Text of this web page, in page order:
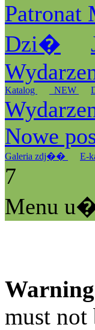
Patronat
Dzi�
Katalog _NEW
Nowe
Galeria zdj�� E-
7
Menu
Warning
must not